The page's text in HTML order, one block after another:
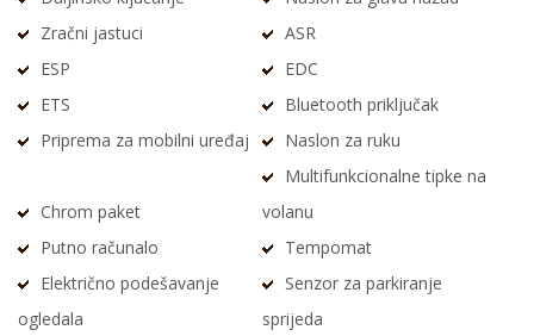
Zračni jastuci
ASR
ESP
EDC
ETS
Bluetooth priključak
Priprema za mobilni uređaj
Naslon za ruku
Chrom paket
Multifunkcionalne tipke na
volanu
Putno računalo
Tempomat
Električno podešavanje
ogledala
Senzor za parkiranje
sprijeda